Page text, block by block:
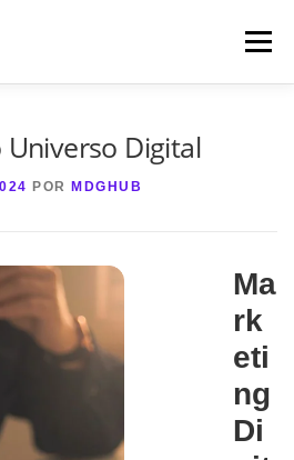
Menu
Digital
POR MDGHUB
Ma
rk
eti
ng
Di